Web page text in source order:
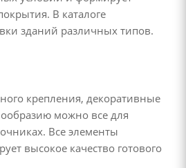
В каталоге
зданий различных типов.
крепления, декоративные
можно все для
Все элементы
высокое качество готового